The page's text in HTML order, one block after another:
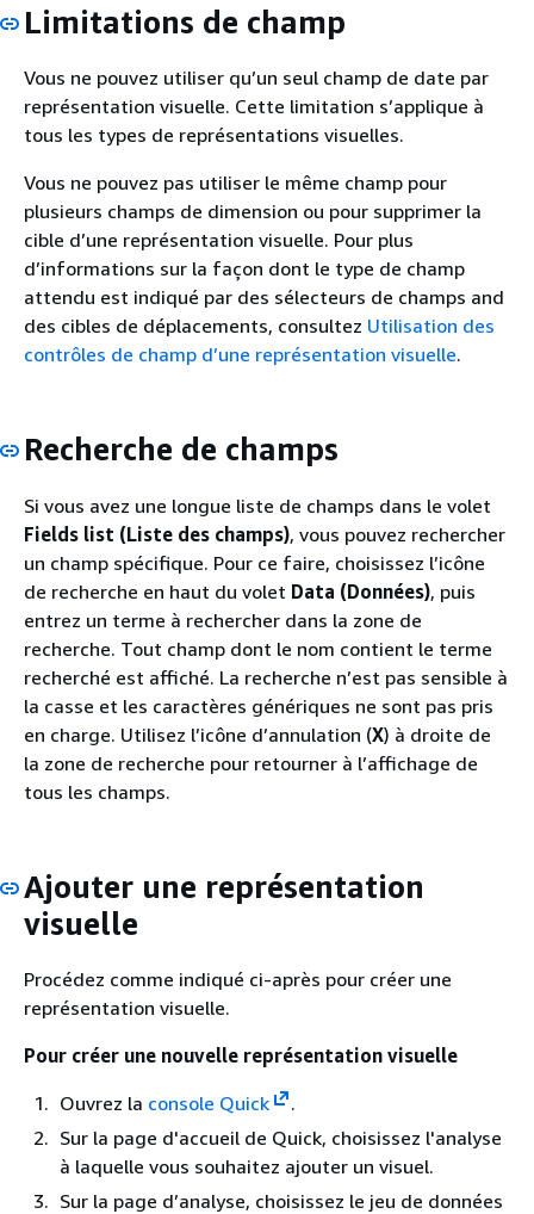
Limitations de champ
Vous ne pouvez utiliser qu’un seul champ de date par
représentation visuelle. Cette limitation s’applique à
tous les types de représentations visuelles.
Vous ne pouvez pas utiliser le même champ pour
plusieurs champs de dimension ou pour supprimer la
cible d’une représentation visuelle. Pour plus
d’informations sur la façon dont le type de champ
attendu est indiqué par des sélecteurs de champs and
des cibles de déplacements, consultez Utilisation des
contrôles de champ d’une représentation visuelle.
Recherche de champs
Si vous avez une longue liste de champs dans le volet
Fields list (Liste des champs), vous pouvez rechercher
un champ spécifique. Pour ce faire, choisissez l’icône
de recherche en haut du volet Data (Données), puis
entrez un terme à rechercher dans la zone de
recherche. Tout champ dont le nom contient le terme
recherché est affiché. La recherche n’est pas sensible à
la casse et les caractères génériques ne sont pas pris
en charge. Utilisez l’icône d’annulation (X) à droite de
la zone de recherche pour retourner à l’affichage de
tous les champs.
Ajouter une représentation
visuelle
Procédez comme indiqué ci-après pour créer une
représentation visuelle.
Pour créer une nouvelle représentation visuelle
Ouvrez la console Quick
.
Sur la page d'accueil de Quick, choisissez l'analyse
à laquelle vous souhaitez ajouter un visuel.
Sur la page d’analyse, choisissez le jeu de données